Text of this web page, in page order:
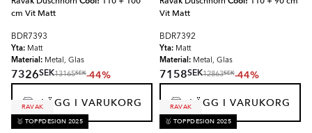
cm Vit Matt
BDR7393
Yta: Matt
Material: Metal, Glas
7326SEK13165SEK-44%
LÄGG I VARUKORG
Vit Matt
BDR7392
Yta: Matt
Material: Metal, Glas
7158SEK12863SEK-44%
LÄGG I VARUKORG
RAVAK
🥇 TOPPDESIGN 2025
RAVAK
🥇 TOPPDESIGN 2025